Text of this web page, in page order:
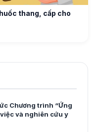
thang, cấp cho
Chương trình “Ứng
và nghiên cứu y